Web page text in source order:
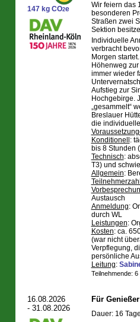
147 kg CO2e
Wir feiern das
besonderen
Straßen zwei
Sektion
Individuelle
verbracht
Morgen
Höhenweg
immer wieder
Aufstieg zur
Hochgebirge.
„gesammelt“
Breslauer
die
Konditionell :
bis 8 Stunden
Technisch:
T3) und
Allgemein:
Austausch
Anmeldung:
durch WL
Leistungen:
Kosten: ca.
(war nicht
Verpflegung,
persönliche
Leitung:
Teilnehmende:
16.08.2026
- 31.08.2026
Für
Dauer: 16